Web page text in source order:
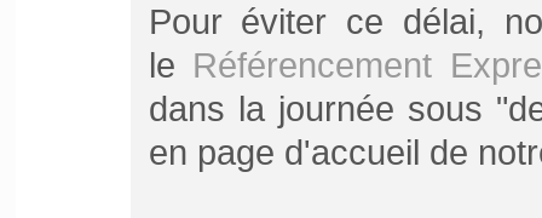
Pour éviter ce délai,
le Référencement
dans la journée sous
en page d'accueil de